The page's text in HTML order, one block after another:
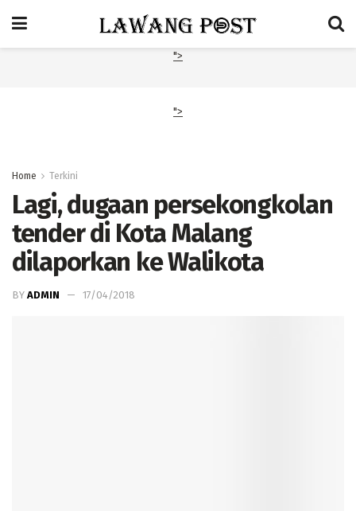
">
">
Home Terkini
Lagi, dugaan persekongkolan
tender di Kota Malang
dilaporkan ke Walikota
BY ADMIN 17/04/2018